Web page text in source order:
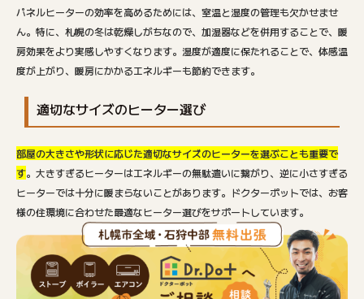
パネルヒーターの効率を高めるためには、室温と湿度の管理も欠かせませ
ん。特に、札幌の冬は乾燥しがちなので、加湿器などを併用することで、暖
房効果をより実感しやすくなります。湿度が適度に保たれることで、体感温
度が上がり、暖房にかかるエネルギーも節約できます。
適切なサイズのヒーター選び
部屋の大きさや形状に応じた適切なサイズのヒーターを選ぶことも重要で
す。大きすぎるヒーターはエネルギーの無駄遣いに繋がり、逆に小さすぎる
ヒーターでは十分に暖まらないことがあります。ドクターポットでは、お客
様の住環境に合わせた最適なヒーター選びをサポートしています。